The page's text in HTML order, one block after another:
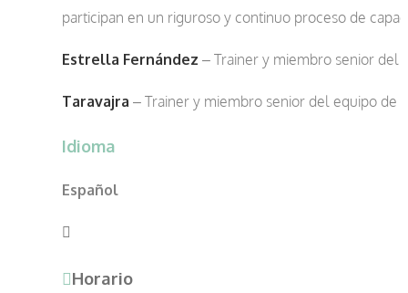
participan en un riguroso y continuo proceso de
Estrella Fernández – Trainer y miembro senior
Taravajra – Trainer y miembro senior del equipo de
Idioma
Español
Horario